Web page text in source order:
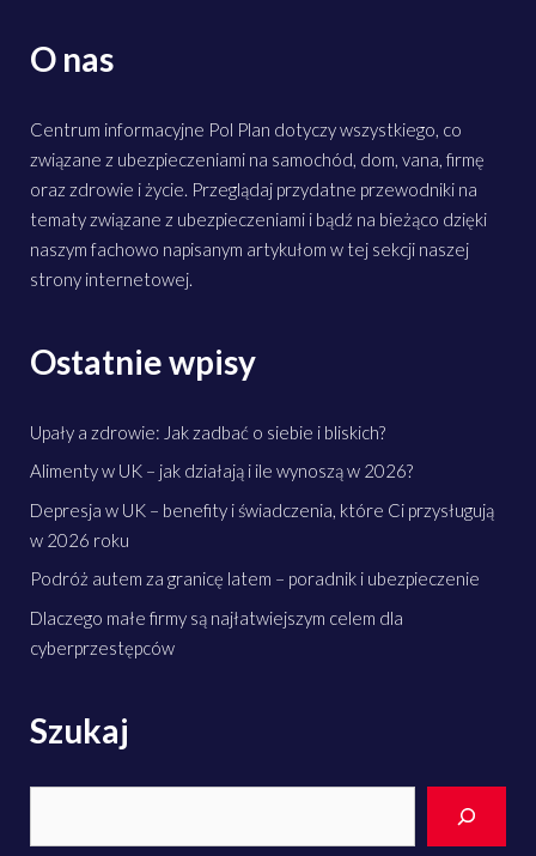
O nas
Centrum informacyjne Pol Plan dotyczy wszystkiego, co
związane z ubezpieczeniami na samochód, dom, vana, firmę
oraz zdrowie i życie. Przeglądaj przydatne przewodniki na
tematy związane z ubezpieczeniami i bądź na bieżąco dzięki
naszym fachowo napisanym artykułom w tej sekcji naszej
strony internetowej.
Ostatnie wpisy
Upały a zdrowie: Jak zadbać o siebie i bliskich?
Alimenty w UK – jak działają i ile wynoszą w 2026?
Depresja w UK – benefity i świadczenia, które Ci przysługują
w 2026 roku
Podróż autem za granicę latem – poradnik i ubezpieczenie
Dlaczego małe firmy są najłatwiejszym celem dla
cyberprzestępców
Szukaj